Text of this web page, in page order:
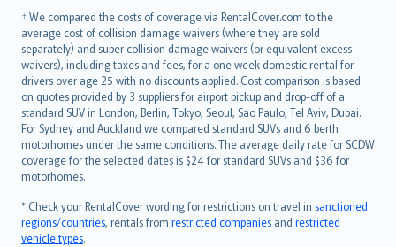
† We compared the costs of coverage via RentalCover.com to the
average cost of collision damage waivers (where they are sold
separately) and super collision damage waivers (or equivalent excess
waivers), including taxes and fees, for a one week domestic rental for
drivers over age 25 with no discounts applied. Cost comparison is based
on quotes provided by 3 suppliers for airport pickup and drop-off of a
standard SUV in London, Berlin, Tokyo, Seoul, Sao Paulo, Tel Aviv, Dubai.
For Sydney and Auckland we compared standard SUVs and 6 berth
motorhomes under the same conditions. The average daily rate for SCDW
coverage for the selected dates is $24 for standard SUVs and $36 for
motorhomes.
* Check your RentalCover wording for restrictions on travel in sanctioned
regions/countries, rentals from restricted companies and restricted
vehicle types.